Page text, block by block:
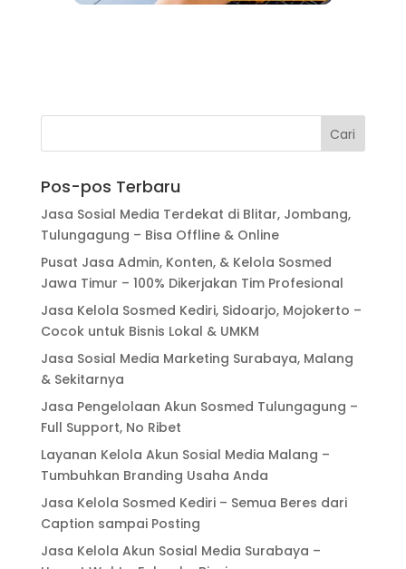
Pos-pos Terbaru
Jasa Sosial Media Terdekat di Blitar, Jombang,
Tulungagung – Bisa Offline & Online
Pusat Jasa Admin, Konten, & Kelola Sosmed
Jawa Timur – 100% Dikerjakan Tim Profesional
Jasa Kelola Sosmed Kediri, Sidoarjo, Mojokerto –
Cocok untuk Bisnis Lokal & UMKM
Jasa Sosial Media Marketing Surabaya, Malang
& Sekitarnya
Jasa Pengelolaan Akun Sosmed Tulungagung –
Full Support, No Ribet
Layanan Kelola Akun Sosial Media Malang –
Tumbuhkan Branding Usaha Anda
Jasa Kelola Sosmed Kediri – Semua Beres dari
Caption sampai Posting
Jasa Kelola Akun Sosial Media Surabaya –